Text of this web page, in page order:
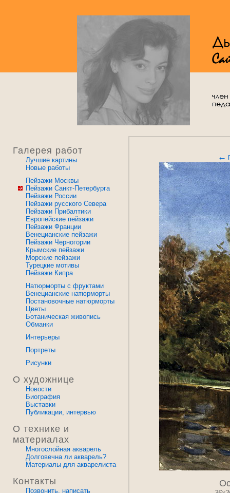
Галерея работ
Лучшие картины
Новые работы
Пейзажи Москвы
Пейзажи Санкт-Петербурга
Пейзажи России
Пейзажи русского Севера
Пейзажи Прибалтики
Европейские пейзажи
Пейзажи Франции
Венецианские пейзажи
Пейзажи Черногории
Крымские пейзажи
Морские пейзажи
Турецкие мотивы
Пейзажи Кипра
Натюрморты с фруктами
Венецианские натюрморты
Постановочные натюрморты
Цветы
Ботаническая живопись
Обманки
Интерьеры
Портреты
Рисунки
О художнице
Новости
Биография
Выставки
Публикации, интервью
О технике и
материалах
Многослойная акварель
Долговечна ли акварель?
Материалы для акварелиста
Контакты
Позвонить, написать
←